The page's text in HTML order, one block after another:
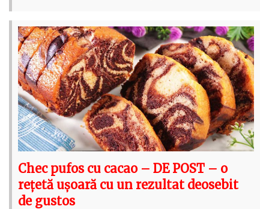
Chec pufos cu cacao – DE POST – o
rețetă ușoară cu un rezultat deosebit
de gustos